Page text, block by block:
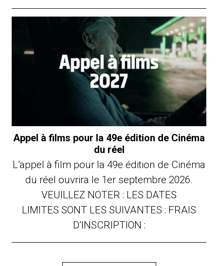
Appel à films pour la 49e édition de Cinéma
du réel
L’appel à film pour la 49e édition de Cinéma
du réel ouvrira le 1er septembre 2026.
VEUILLEZ NOTER : LES DATES
LIMITES SONT LES SUIVANTES : FRAIS
D’INSCRIPTION :